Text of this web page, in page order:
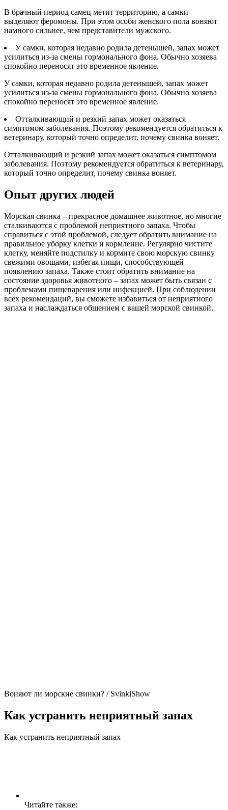
В брачный период самец метит территорию, а самки
выделяют феромоны. При этом особи женского пола воняют
намного сильнее, чем представители мужского.
У самки, которая недавно родила детенышей, запах может
усилиться из-за смены гормонального фона. Обычно хозяева
спокойно переносят это временное явление.
У самки, которая недавно родила детенышей, запах может
усилиться из-за смены гормонального фона. Обычно хозяева
спокойно переносят это временное явление.
Отталкивающий и резкий запах может оказаться
симптомом заболевания. Поэтому рекомендуется обратиться к
ветеринару, который точно определит, почему свинка воняет.
Отталкивающий и резкий запах может оказаться симптомом
заболевания. Поэтому рекомендуется обратиться к ветеринару,
который точно определит, почему свинка воняет.
Опыт других людей
Морская свинка – прекрасное домашнее животное, но многие
сталкиваются с проблемой неприятного запаха. Чтобы
справиться с этой проблемой, следует обратить внимание на
правильное уборку клетки и кормление. Регулярно чистите
клетку, меняйте подстилку и кормите свою морскую свинку
свежими овощами, избегая пищи, способствующей
появлению запаха. Также стоит обратить внимание на
состояние здоровья животного – запах может быть связан с
проблемами пищеварения или инфекцией. При соблюдении
всех рекомендаций, вы сможете избавиться от неприятного
запаха и наслаждаться общением с вашей морской свинкой.
Воняют ли морские свинки? / SvinkiShow
Как устранить неприятный запах
Как устранить неприятный запах
Читайте также: